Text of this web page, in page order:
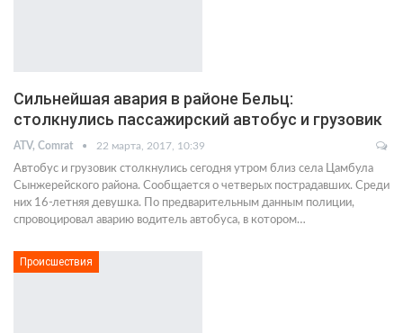
Сильнейшая авария в районе Бельц:
столкнулись пассажирский автобус и грузовик
ATV, Comrat 22 марта, 2017, 10:39
Автобус и грузовик столкнулись сегодня утром близ села Цамбула
Сынжерейского района. Сообщается о четверых пострадавших. Среди
них 16-летняя девушка. По предварительным данным полиции,
спровоцировал аварию водитель автобуса, в котором…
Происшествия